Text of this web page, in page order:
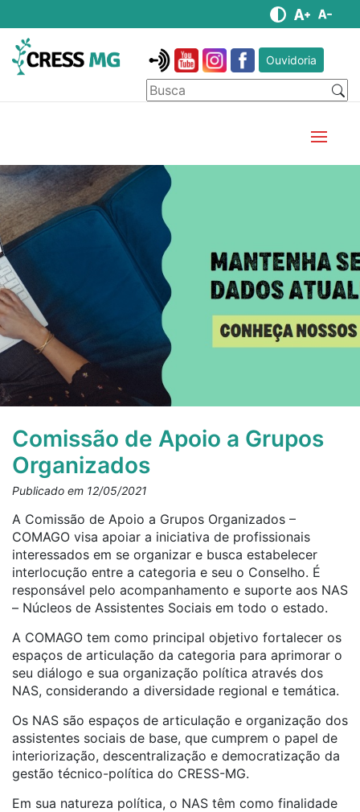
Ouvidoria
Comissão de Apoio a Grupos
Organizados
Publicado em 12/05/2021
A Comissão de Apoio a Grupos Organizados –
COMAGO visa apoiar a iniciativa de profissionais
interessados em se organizar e busca estabelecer
interlocução entre a categoria e seu o Conselho. É
responsável pelo acompanhamento e suporte aos NAS
– Núcleos de Assistentes Sociais em todo o estado.
A COMAGO tem como principal objetivo fortalecer os
espaços de articulação da categoria para aprimorar o
seu diálogo e sua organização política através dos
NAS, considerando a diversidade regional e temática.
Os NAS são espaços de articulação e organização dos
assistentes sociais de base, que cumprem o papel de
interiorização, descentralização e democratização da
gestão técnico-política do CRESS-MG.
Em sua natureza política, o NAS têm como finalidade